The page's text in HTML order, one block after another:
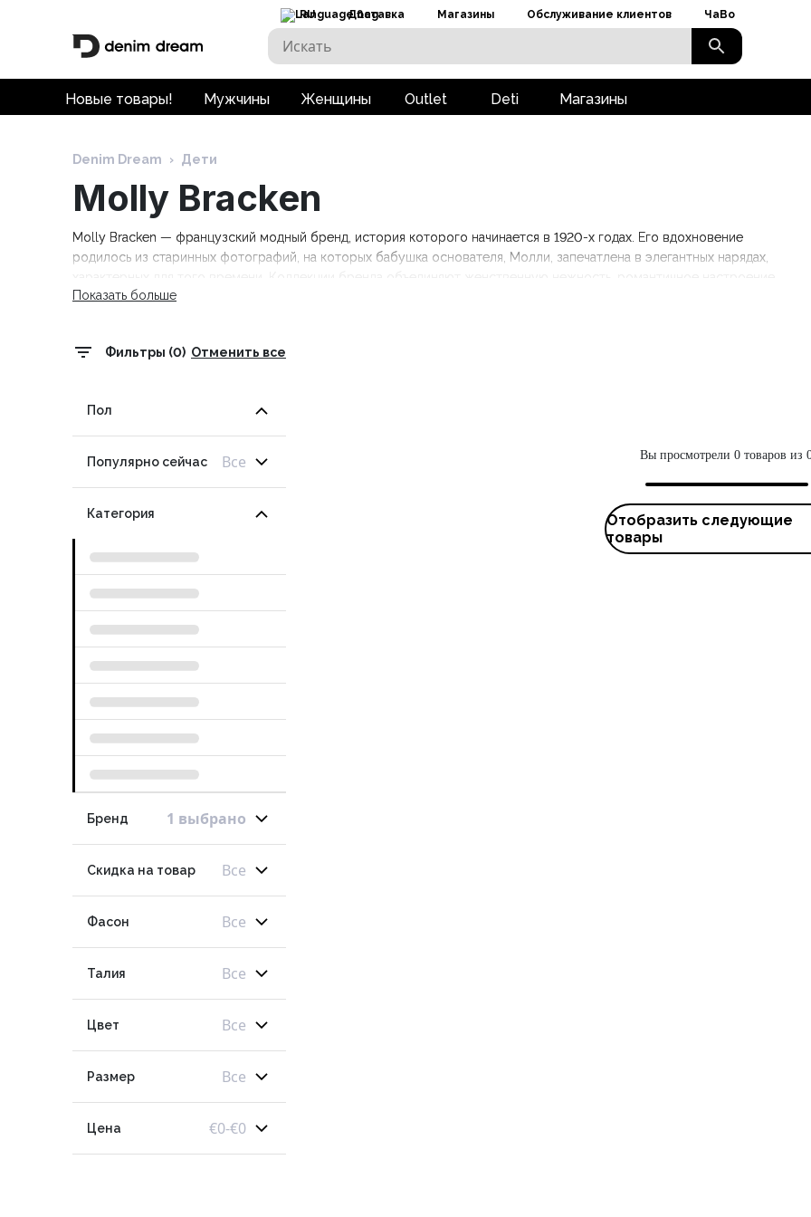
RU Доставка Магазины Обслуживание клиентов ЧаВо
Новые товары! Мужчины Женщины Outlet Deti Магазины
Denim Dream › Дети
Molly Bracken
Molly Bracken — французский модный бренд, история которого начинается в 1920-х годах. Его вдохновение
родилось из старинных фотографий, на которых бабушка основателя, Молли, запечатлена в элегантных нарядах,
кружевные акценты и винтажное очарование в современном прочтении. В ассортименте — блузки, трикотаж, платья
Показать больше
Фильтры (0) Отменить все
Пол
Популярно сейчас Все
Категория
Бренд 1 выбрано
Скидка на товар Все
Фасон Все
Талия Все
Цвет Все
Размер Все
Цена €0-€0
Вы просмотрели 0 товаров из
Отобразить следующие
товары